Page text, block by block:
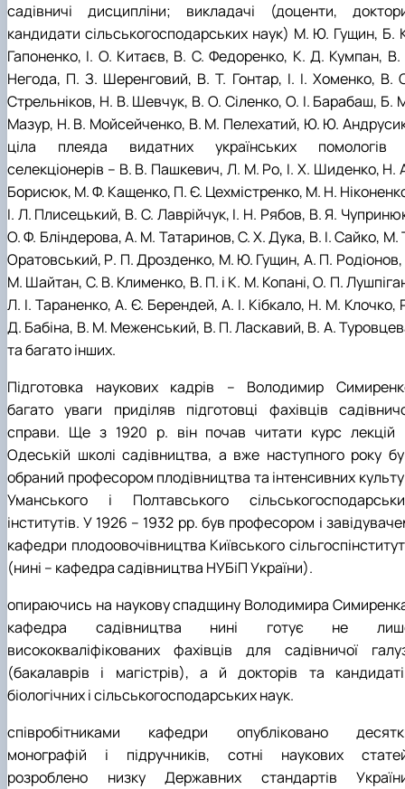
садівничі дисципліни; викладачі (доценти,
кандидати сільськогосподарських наук) М. Ю. Гущин, Б.
Гапоненко, І. О. Китаєв, В. С. Федоренко, К. Д. Кумпан, В.
Негода, П. З. Шеренговий, В. Т. Гонтар, І. І. Хоменко, В.
Стрельніков, Н. В. Шевчук, В. О. Сіленко, О. І. Барабаш, Б.
Мазур, Н. В. Мойсейченко, В. М. Пелехатий, Ю. Ю.
ціла плеяда видатних українських помологів
селекціонерів – В. В. Пашкевич, Л. М. Ро, І. Х. Шиденко, Н.
Борисюк, М. Ф. Кащенко, П. Є. Цехмістренко, М. Н.
І. Л. Плисецький, В. С. Лаврійчук, І. Н. Рябов, В. Я.
О. Ф. Бліндерова, А. М. Татаринов, С. Х. Дука, В. І. Сайко, М.
Оратовський, Р. П. Дрозденко, М. Ю. Гущин, А. П. Родіонов,
М. Шайтан, С. В. Клименко, В. П. і К. М. Копані, О. П.
Л. І. Тараненко, А. Є. Берендей, А. І. Кібкало, Н. М. Клочко,
Д. Бабіна, В. М. Меженський, В. П. Ласкавий, В. А.
та багато інших.
Підготовка наукових кадрів – Володимир
багато уваги приділяв підготовці фахівців
справи. Ще з 1920 р. він почав читати курс лекцій
Одеській школі садівництва, а вже наступного року
обраний професором плодівництва та інтенсивних
Уманського і Полтавського
інститутів. У 1926 – 1932 рр. був професором і
кафедри плодоовочівництва Київського
(нині – кафедра садівництва НУБіП України).
опираючись на наукову спадщину Володимира
кафедра садівництва нині готує не
висококваліфікованих фахівців для садівничої
(бакалаврів і магістрів), а й докторів та
біологічних і сільськогосподарських наук.
співробітниками кафедри опубліковано
монографій і підручників, сотні наукових
розроблено низку Державних стандартів